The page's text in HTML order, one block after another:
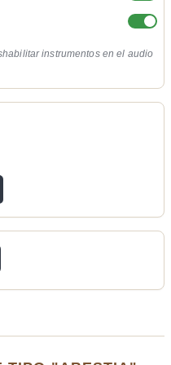
instrumentos en el audio